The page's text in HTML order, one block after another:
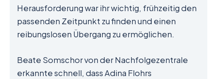
Herausforderung war ihr wichtig, frühzeitig den
passenden Zeitpunkt zu finden und einen
reibungslosen Übergang zu ermöglichen.
Beate Somschor von der Nachfolgezentrale
erkannte schnell, dass Adina Flohrs